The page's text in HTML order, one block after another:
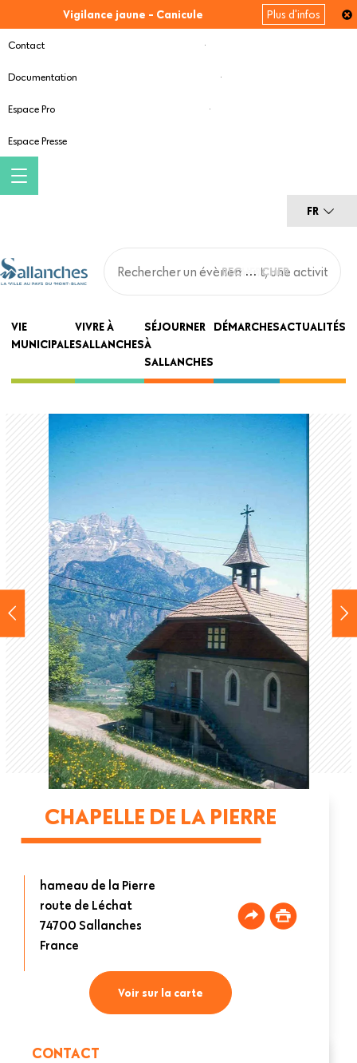
au
contenu
Vigilance jaune - Canicule Plus d'infos
Contact
Documentation
Espace Pro
Espace Presse
FR
Main
navigation
VIE
MUNICIPALE
VIVRE À
SALLANCHES
SÉJOURNER
À
SALLANCHES
DÉMARCHESACTUALITÉS
CHAPELLE DE LA PIERRE
hameau de la Pierre
route de Léchat
74700 Sallanches
France
Voir sur la carte
CONTACT